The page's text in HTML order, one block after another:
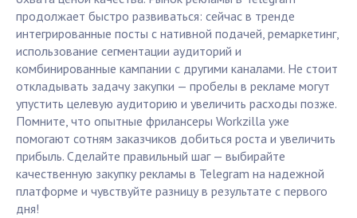
продолжает быстро развиваться: сейчас в тренде
интегрированные посты с нативной подачей, ремаркетинг,
использование сегментации аудиторий и
комбинированные кампании с другими каналами. Не стоит
откладывать задачу закупки — пробелы в рекламе могут
упустить целевую аудиторию и увеличить расходы позже.
Помните, что опытные фрилансеры Workzilla уже
помогают сотням заказчиков добиться роста и увеличить
прибыль. Сделайте правильный шаг — выбирайте
качественную закупку рекламы в Telegram на надежной
платформе и чувствуйтe разницу в результате с первого
дня!